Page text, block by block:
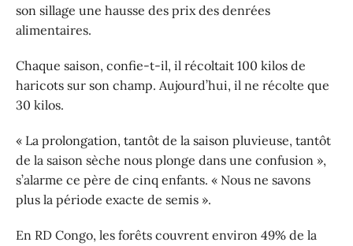
son sillage une hausse des prix des denrées
alimentaires.
Chaque saison, confie-t-il, il récoltait 100 kilos de
haricots sur son champ. Aujourd’hui, il ne récolte que
30 kilos.
« La prolongation, tantôt de la saison pluvieuse, tantôt
de la saison sèche nous plonge dans une confusion »,
s’alarme ce père de cinq enfants. « Nous ne savons
plus la période exacte de semis ».
En RD Congo, les forêts couvrent environ 49% de la